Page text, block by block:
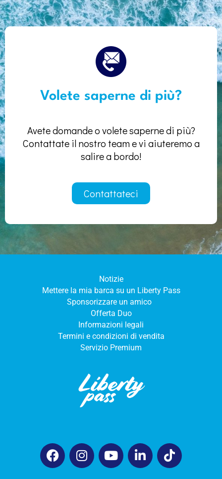
Volete saperne di più?
Avete domande o volete saperne di più?
Contattate il nostro team e vi aiuteremo a
salire a bordo!
Contattateci
Notizie
Mettere la mia barca su un Liberty Pass
Sponsorizzare un amico
Offerta Duo
Informazioni legali
Termini e condizioni di vendita
Servizio Premium